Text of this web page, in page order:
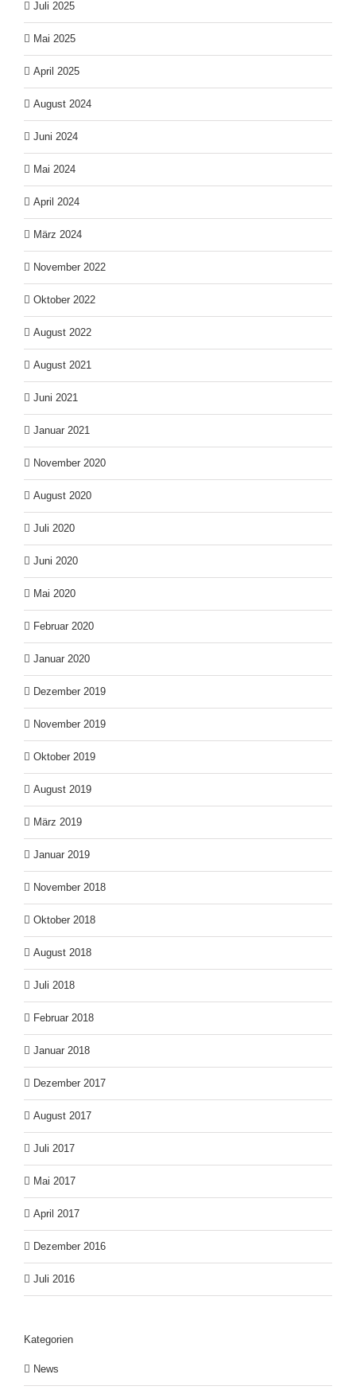
Juli 2025
Mai 2025
April 2025
August 2024
Juni 2024
Mai 2024
April 2024
März 2024
November 2022
Oktober 2022
August 2022
August 2021
Juni 2021
Januar 2021
November 2020
August 2020
Juli 2020
Juni 2020
Mai 2020
Februar 2020
Januar 2020
Dezember 2019
November 2019
Oktober 2019
August 2019
März 2019
Januar 2019
November 2018
Oktober 2018
August 2018
Juli 2018
Februar 2018
Januar 2018
Dezember 2017
August 2017
Juli 2017
Mai 2017
April 2017
Dezember 2016
Juli 2016
Kategorien
News